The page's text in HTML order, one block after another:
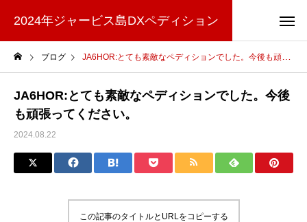
2024年ジャービス島DXペディション
ブログ JA6HOR:とても素敵なペディションでした。今後も頑張ってください。
JA6HOR:とても素敵なペディションでした。今後
も頑張ってください。
2024.08.22
この記事のタイトルとURLをコピーする